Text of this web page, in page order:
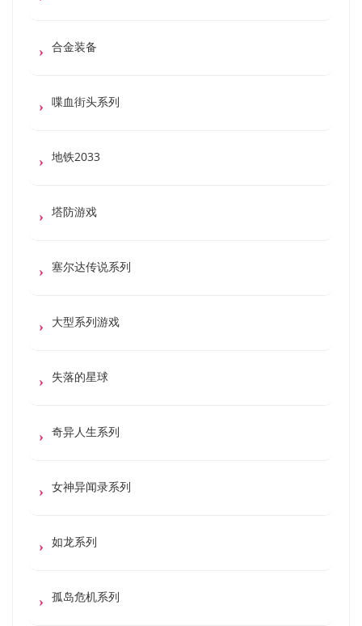
合金装备
喋血街头系列
地铁2033
塔防游戏
塞尔达传说系列
大型系列游戏
失落的星球
奇异人生系列
女神异闻录系列
如龙系列
孤岛危机系列